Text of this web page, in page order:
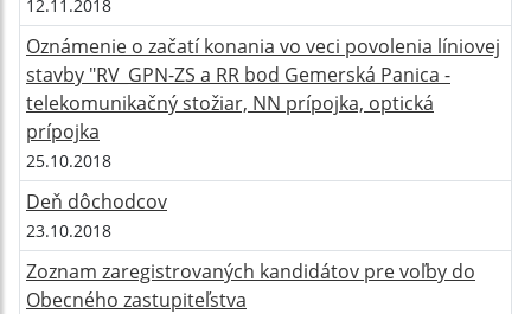
12.11.2018
Oznámenie o začatí konania vo veci povolenia líniovej
stavby "RV_GPN-ZS a RR bod Gemerská Panica -
telekomunikačný stožiar, NN prípojka, optická
prípojka
25.10.2018
Deň dôchodcov
23.10.2018
Zoznam zaregistrovaných kandidátov pre voľby do
Obecného zastupiteľstva